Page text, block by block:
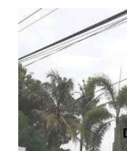
Dealer
Toyota
Yogyakarta